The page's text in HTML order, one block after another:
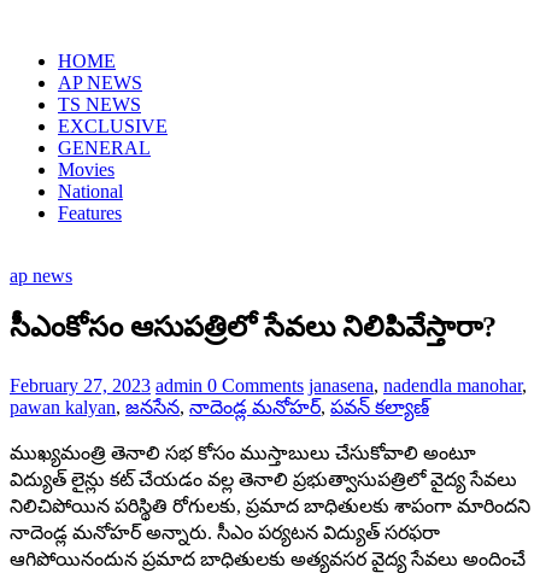
contentHOME
AP NEWS
TS NEWS
EXCLUSIVE
GENERAL
Movies
National
Features
ap news
సీఎంకోసం ఆసుపత్రిలో సేవలు నిలిపివేస్తారా?
February 27, 2023 admin 0 Comments janasena, nadendla manohar,
pawan kalyan, జనసేన, నాదెండ్ల మనోహర్, పవన్ కల్యాణ్
ముఖ్యమంత్రి తెనాలి సభ కోసం ముస్తాబులు చేసుకోవాలి అంటూ
విద్యుత్ లైన్లు కట్ చేయడం వల్ల తెనాలి ప్రభుత్వాసుపత్రిలో వైద్య సేవలు
నిలిచిపోయిన పరిస్థితి రోగులకు, ప్రమాద బాధితులకు శాపంగా మారిందని
నాదెండ్ల మనోహర్ అన్నారు. సీఎం పర్యటన విద్యుత్ సరఫరా
ఆగిపోయినందున ప్రమాద బాధితులకు అత్యవసర వైద్య సేవలు అందించే